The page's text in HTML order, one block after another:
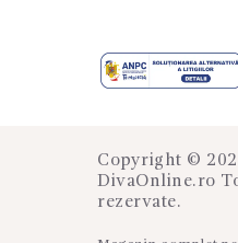
Copyright ©
DivaOnline.ro
rezervate.